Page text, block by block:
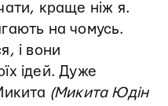
краще ніж я.
на чомусь.
і вони
ідей. Дуже
(Микита Юдін